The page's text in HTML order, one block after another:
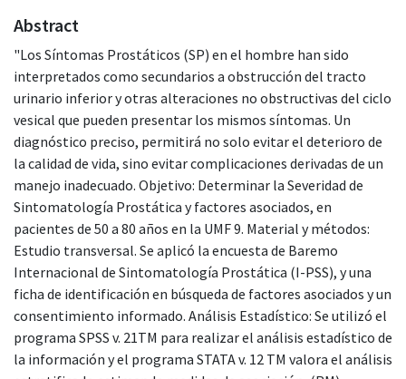
Abstract
"Los Síntomas Prostáticos (SP) en el hombre han sido
interpretados como secundarios a obstrucción del tracto
urinario inferior y otras alteraciones no obstructivas del ciclo
vesical que pueden presentar los mismos síntomas. Un
diagnóstico preciso, permitirá no solo evitar el deterioro de
la calidad de vida, sino evitar complicaciones derivadas de un
manejo inadecuado. Objetivo: Determinar la Severidad de
Sintomatología Prostática y factores asociados, en
pacientes de 50 a 80 años en la UMF 9. Material y métodos:
Estudio transversal. Se aplicó la encuesta de Baremo
Internacional de Sintomatología Prostática (I-PSS), y una
ficha de identificación en búsqueda de factores asociados y un
consentimiento informado. Análisis Estadístico: Se utilizó el
programa SPSS v. 21TM para realizar el análisis estadístico de
la información y el programa STATA v. 12 TM valora el análisis